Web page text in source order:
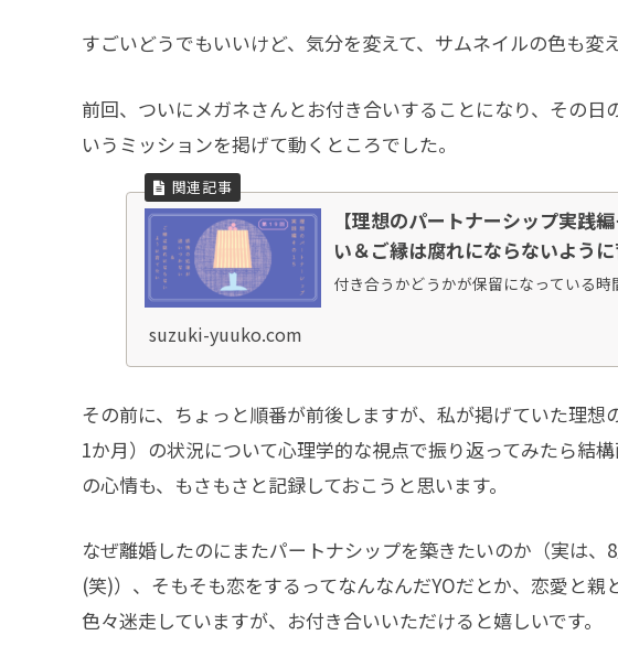
すごいどうでもいいけど、気分を変えて、サムネイルの色も変
前回、ついにメガネさんとお付き合いすることになり、その
いうミッションを掲げて動くところでした。
【理想のパートナーシップ実践
い＆ご縁は腐れにならないよう
付き合うかどうかが保留になっている時
suzuki-yuuko.com
その前に、ちょっと順番が前後しますが、私が掲げていた理
1か月）の状況について心理学的な視点で振り返ってみたら結
の心情も、もさもさと記録しておこうと思います。
なぜ離婚したのにまたパートナシップを築きたいのか（実は、
(笑)）、そもそも恋をするってなんなんだYOだとか、恋愛と
色々迷走していますが、お付き合いいただけると嬉しいです。